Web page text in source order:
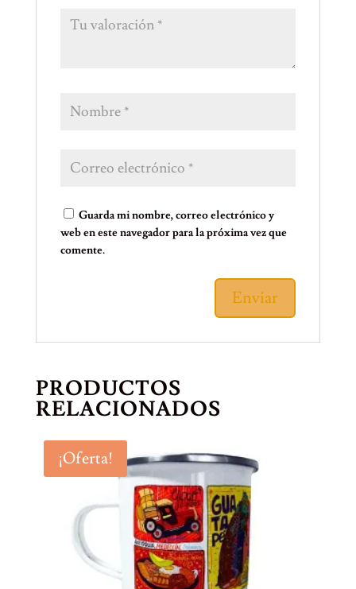
Guarda mi nombre, correo electrónico y
web en este navegador para la próxima vez que
comente.
PRODUCTOS
RELACIONADOS
¡Oferta!